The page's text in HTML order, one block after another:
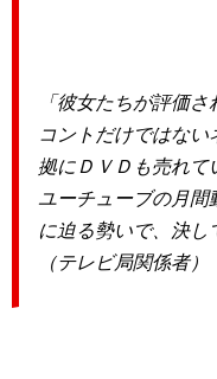
「彼女たちが評価
コントだけではな
拠にＤＶＤも売れて
ユーチューブの月間
に迫る勢いで、決し
（テレビ局関係者）